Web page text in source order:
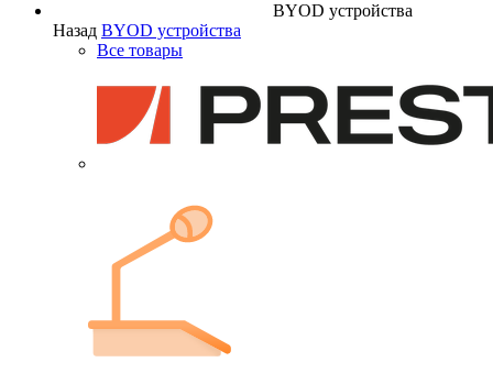
BYOD устройства
Назад BYOD устройства
Все товары